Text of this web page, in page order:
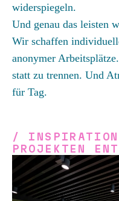
widerspiegeln.
Und genau das leisten
Wir schaffen
anonymer
statt zu trennen. Und
für Tag.
/ INSPIRATION
PROJEKTEN